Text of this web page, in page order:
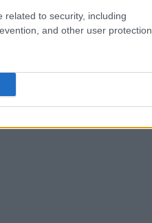
related to security, including
and other user protection.